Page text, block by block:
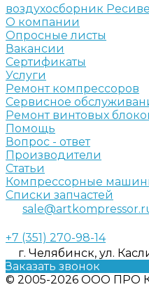
воздухосборник
О компании
Опросные листы
Вакансии
Сертификаты
Услуги
Ремонт компрессоров
Сервисное
Ремонт винтовых
Помощь
Вопрос - ответ
Производители
Статьи
Компрессорные
Списки запчастей
+7 (351) 270-98-14
г. Челябинск, ул.
Заказать звонок
© 2005-2026 ООО ПРО